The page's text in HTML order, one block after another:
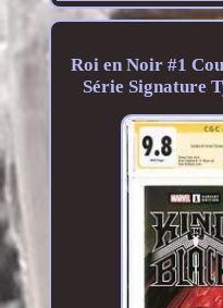
Roi en Noir #1
Série Signature